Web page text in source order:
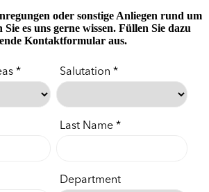
oder sonstige Anliegen rund um
es uns gerne wissen. Füllen Sie dazu
Kontaktformular aus.